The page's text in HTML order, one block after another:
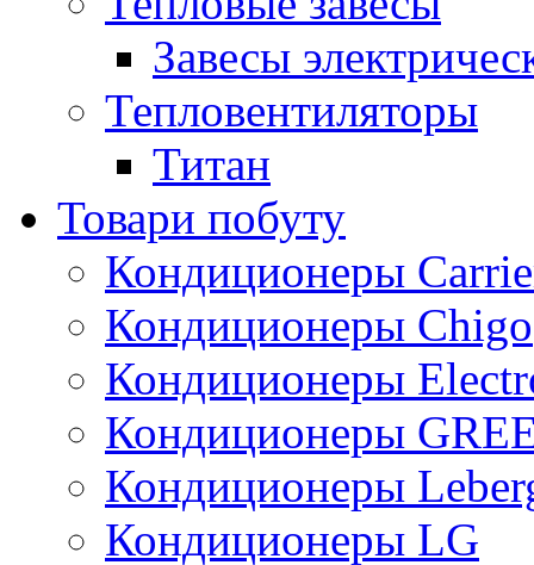
Завесы
Тепловентиляторы
Титан
Товари побуту
Кондиционеры
Кондиционеры Chigo
Кондиционеры
Кондиционеры
Кондиционеры
Кондиционеры LG